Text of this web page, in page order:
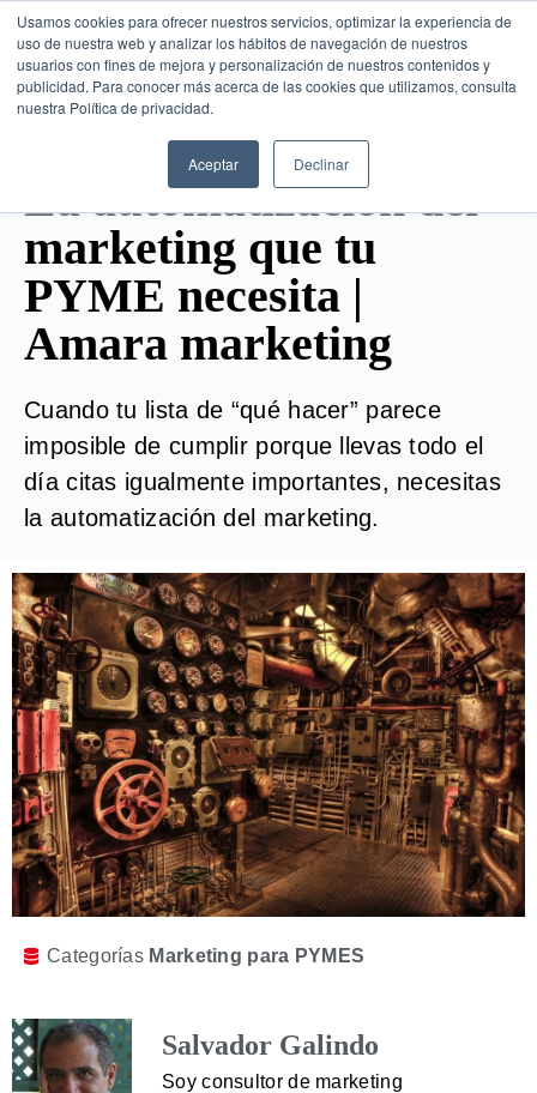
Usamos cookies para ofrecer nuestros servicios, optimizar la experiencia de
uso de nuestra web y analizar los hábitos de navegación de nuestros
usuarios con fines de mejora y personalización de nuestros contenidos y
publicidad. Para conocer más acerca de las cookies que utilizamos, consulta
nuestra Política de privacidad.
Aceptar Declinar
SESIÓN DE CONSULTORÍA GRATUITA
La automatización del
marketing que tu
PYME necesita |
Amara marketing
Cuando tu lista de “qué hacer” parece
imposible de cumplir porque llevas todo el
día citas igualmente importantes, necesitas
la automatización del marketing.
Categorías Marketing para PYMES
Salvador Galindo
Soy consultor de marketing